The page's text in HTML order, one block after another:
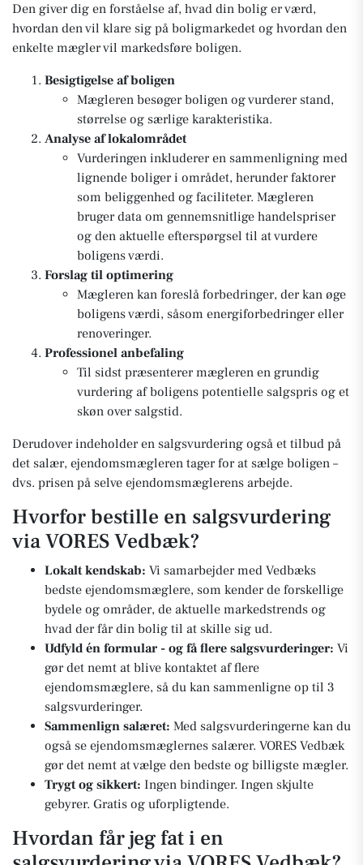
Den giver dig en forståelse af, hvad din bolig er værd,
hvordan den vil klare sig på boligmarkedet og hvordan den
enkelte mægler vil markedsføre boligen.
Besigtigelse af boligen
Mægleren besøger boligen og vurderer stand,
størrelse og særlige karakteristika.
Analyse af lokalområdet
Vurderingen inkluderer en sammenligning med
lignende boliger i området, herunder faktorer
som beliggenhed og faciliteter. Mægleren
bruger data om gennemsnitlige handelspriser
og den aktuelle efterspørgsel til at vurdere
boligens værdi.
Forslag til optimering
Mægleren kan foreslå forbedringer, der kan øge
boligens værdi, såsom energiforbedringer eller
renoveringer.
Professionel anbefaling
Til sidst præsenterer mægleren en grundig
vurdering af boligens potentielle salgspris og et
skøn over salgstid.
Derudover indeholder en salgsvurdering også et tilbud på
det salær, ejendomsmægleren tager for at sælge boligen –
dvs. prisen på selve ejendomsmæglerens arbejde.
Hvorfor bestille en salgsvurdering
via VORES Vedbæk?
Lokalt kendskab: Vi samarbejder med Vedbæks
bedste ejendomsmæglere, som kender de forskellige
bydele og områder, de aktuelle markedstrends og
hvad der får din bolig til at skille sig ud.
Udfyld én formular - og få flere salgsvurderinger: Vi
gør det nemt at blive kontaktet af flere
ejendomsmæglere, så du kan sammenligne op til 3
salgsvurderinger.
Sammenlign salæret: Med salgsvurderingerne kan du
også se ejendomsmæglernes salærer. VORES Vedbæk
gør det nemt at vælge den bedste og billigste mægler.
Trygt og sikkert: Ingen bindinger. Ingen skjulte
gebyrer. Gratis og uforpligtende.
Hvordan får jeg fat i en